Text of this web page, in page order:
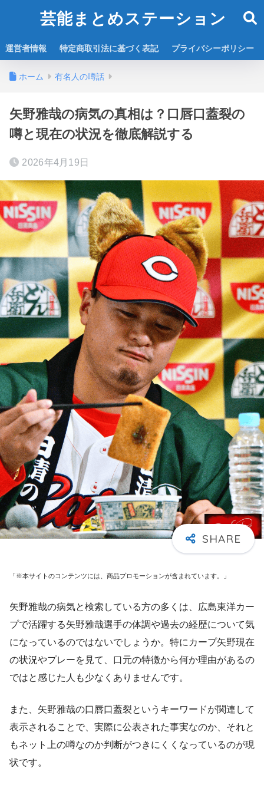
芸能まとめステーション
運営者情報 特定商取引法に基づく表記 プライバシーポリシー
ホーム 有名人の噂話
矢野雅哉の病気の真相は？口唇口蓋裂の
噂と現在の状況を徹底解説する
2026年4月19日
「※本サイトのコンテンツには、商品プロモーションが含まれています。」
矢野雅哉の病気と検索している方の多くは、広島東洋カー
プで活躍する矢野雅哉選手の体調や過去の経歴について気
になっているのではないでしょうか。特にカープ矢野現在
の状況やプレーを見て、口元の特徴から何か理由があるの
ではと感じた人も少なくありませんです。
また、矢野雅哉の口唇口蓋裂というキーワードが関連して
表示されることで、実際に公表された事実なのか、それと
もネット上の噂なのか判断がつきにくくなっているのが現
状です。